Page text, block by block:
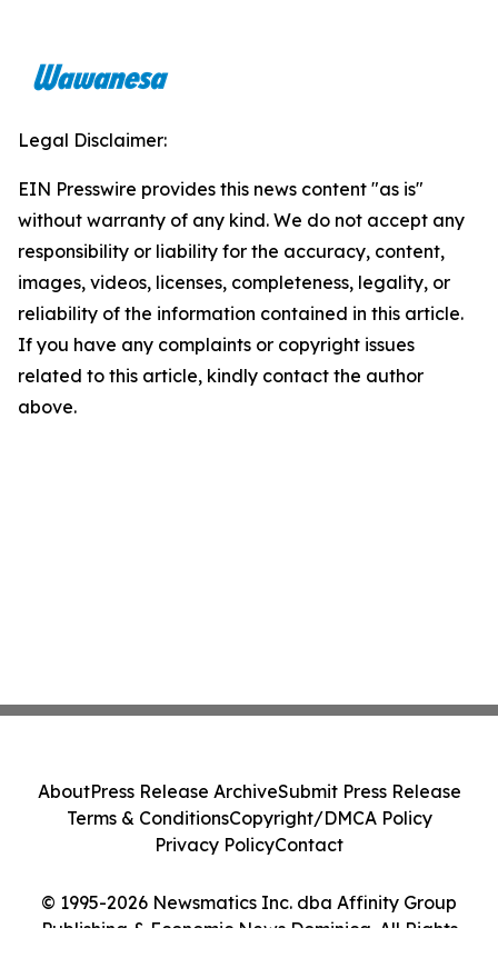
Legal Disclaimer:
EIN Presswire provides this news content "as is"
without warranty of any kind. We do not accept any
responsibility or liability for the accuracy, content,
images, videos, licenses, completeness, legality, or
reliability of the information contained in this article.
If you have any complaints or copyright issues
related to this article, kindly contact the author
above.
© 1995-2026 Newsmatics Inc. dba Affinity Group
Publishing & Economic News Dominica. All Rights
AboutPress Release ArchiveSubmit Press Release
Terms & ConditionsCopyright/DMCA Policy
Privacy PolicyContact